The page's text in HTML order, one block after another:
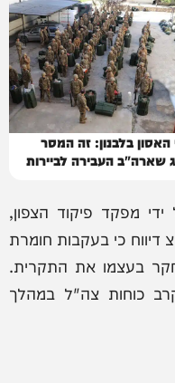
בלבנון: זה המסר
שארה"ב העבירה לביירות
מפקד פיקוד הצפון,
דיווח כי בעקבות חומרת
בעצמו את התקרית.
כוחות צה"ל במהלך